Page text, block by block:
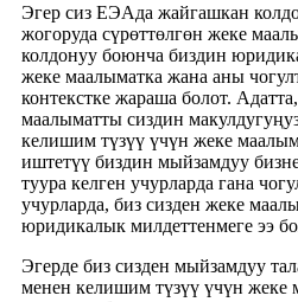
Эгер сиз ЕЭАда жайгашкан
жогоруда сүрөттөлгөн жеке
колдонуу боюнча биздин
жеке маалыматка жана аны
контекстке жараша болот.
маалыматты сиздин
келишим түзүү үчүн жеке
иштетүү биздин мыйзамдуу
туура келген учурларда гана
учурларда, биз сизден жеке
юридикалык милдеттенмеге ээ
Эгерде биз сизден мыйзамдуу
менен келишим түзүү үчүн